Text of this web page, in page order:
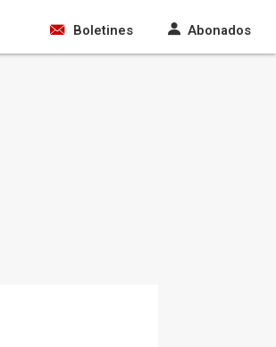
Boletines Abonados